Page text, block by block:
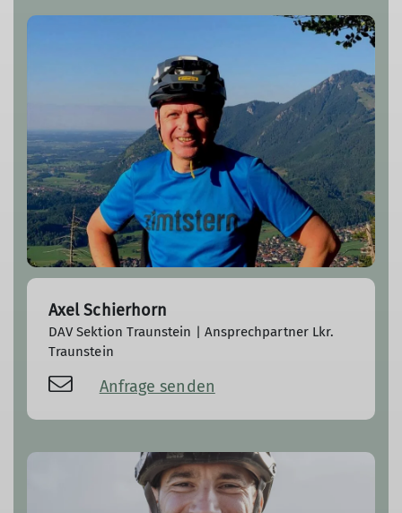
Axel Schierhorn
DAV Sektion Traunstein | Ansprechpartner Lkr.
Traunstein
Anfrage senden